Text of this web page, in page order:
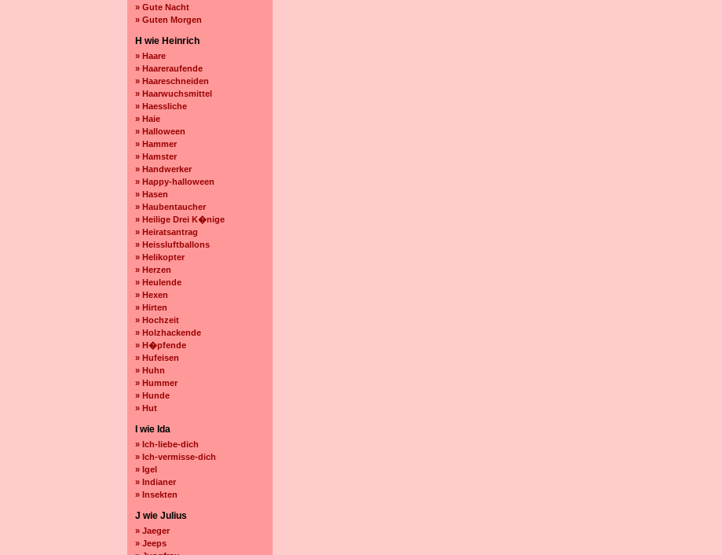
» Gute Nacht
» Guten Morgen
H wie Heinrich
» Haare
» Haareraufende
» Haareschneiden
» Haarwuchsmittel
» Haessliche
» Haie
» Halloween
» Hammer
» Hamster
» Handwerker
» Happy-halloween
» Hasen
» Haubentaucher
» Heilige Drei K�nige
» Heiratsantrag
» Heissluftballons
» Helikopter
» Herzen
» Heulende
» Hexen
» Hirten
» Hochzeit
» Holzhackende
» H�pfende
» Hufeisen
» Huhn
» Hummer
» Hunde
» Hut
I wie Ida
» Ich-liebe-dich
» Ich-vermisse-dich
» Igel
» Indianer
» Insekten
J wie Julius
» Jaeger
» Jeeps